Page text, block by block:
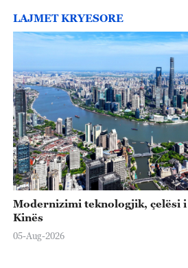
LAJMET KRYESORE
Modernizimi teknologjik, çelësi
Kinës
05-Aug-2026